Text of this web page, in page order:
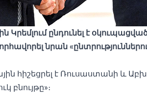
ընդունել է
նրան
հիշեցրել է Ռուսաստանի և
բնույթը»։